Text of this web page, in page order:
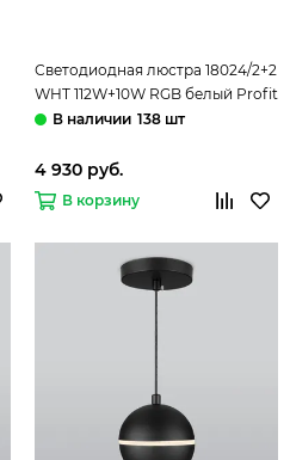
Светодиодная люстра 18024/2+2
WHT 112W+10W RGB белый Profit
Light
138 шт
4 930 руб.
В корзину